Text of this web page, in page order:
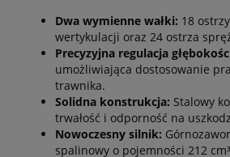
Dwa wymienne wałki: 18
wertykulacji oraz 24 ostrza
Precyzyjna regulacja
umożliwiająca dostosowanie
trawnika.
Solidna konstrukcja: Stalowy
trwałość i odporność na
Nowoczesny silnik:
spalinowy o pojemności 212